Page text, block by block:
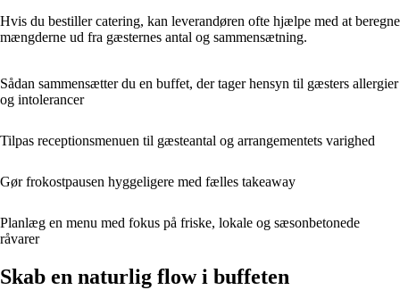
Hvis du bestiller catering, kan leverandøren ofte hjælpe med at beregne
mængderne ud fra gæsternes antal og sammensætning.
Sådan sammensætter du en buffet, der tager hensyn til gæsters allergier
og intolerancer
Tilpas receptionsmenuen til gæsteantal og arrangementets varighed
Gør frokostpausen hyggeligere med fælles takeaway
Planlæg en menu med fokus på friske, lokale og sæsonbetonede
råvarer
Skab en naturlig flow i buffeten